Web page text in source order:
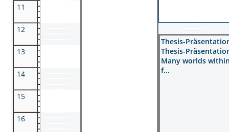
11
12
Thesis-
Thesis-
Many worlds
f...
13
14
15
16